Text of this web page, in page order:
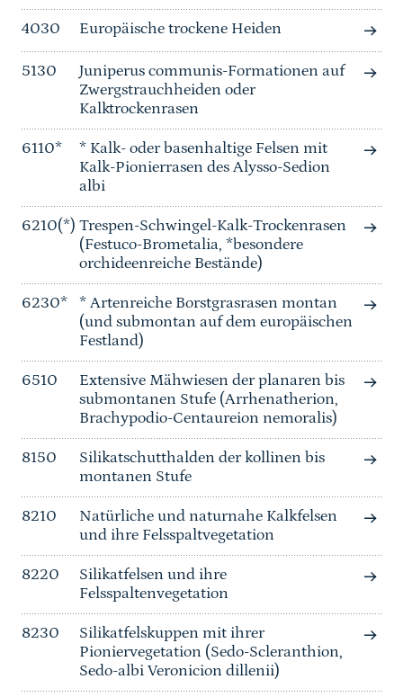
4030 Europäische trockene Heiden
5130
Juniperus communis-Formationen auf
Zwergstrauchheiden oder
Kalktrockenrasen
6110*
* Kalk- oder basenhaltige Felsen mit
Kalk-Pionierrasen des Alysso-Sedion
albi
6210(*) Trespen-Schwingel-Kalk-Trockenrasen
(Festuco-Brometalia, *besondere
orchideenreiche Bestände)
6230*
* Artenreiche Borstgrasrasen montan
(und submontan auf dem europäischen
Festland)
6510
Extensive Mähwiesen der planaren bis
submontanen Stufe (Arrhenatherion,
Brachypodio-Centaureion nemoralis)
8150
Silikatschutthalden der kollinen bis
montanen Stufe
8210
Natürliche und naturnahe Kalkfelsen
und ihre Felsspaltvegetation
8220
Silikatfelsen und ihre
Felsspaltenvegetation
8230
Silikatfelskuppen mit ihrer
Pioniervegetation (Sedo-Scleranthion,
Sedo-albi Veronicion dillenii)